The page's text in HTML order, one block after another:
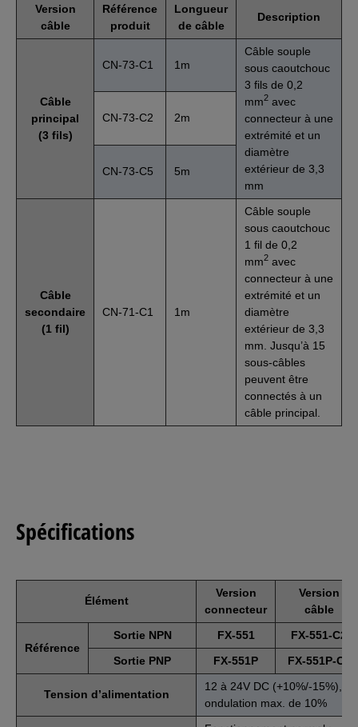
Version
câble
Référence
produit
Longueur
de câble
Description
Câble
principal
(3 fils)
CN-73-C1 1m
Câble souple
sous caoutchouc
3 fils de 0,2
mm2 avec
connecteur à une
extrémité et un
diamètre
extérieur de 3,3
mm
CN-73-C2 2m
CN-73-C5 5m
Câble
secondaire
(1 fil)
CN-71-C1 1m
Câble souple
sous caoutchouc
1 fil de 0,2
mm2 avec
connecteur à une
extrémité et un
diamètre
extérieur de 3,3
mm. Jusqu’à 15
sous-câbles
peuvent être
connectés à un
câble principal.
Spécifications
Élément
Version
connecteur
Version
câble
Référence
Sortie NPN FX-551
FX-551-C2
Sortie PNP
FX-551P FX-551P-C2
Tension d’alimentation
12 à 24V DC (+10%/-15%),
ondulation max. de 10%